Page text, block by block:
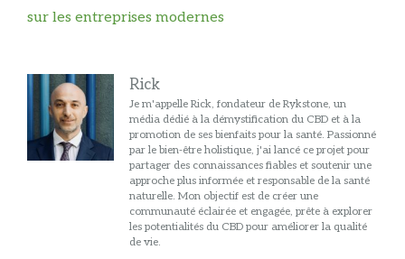
sur les entreprises modernes
Rick
Je m'appelle Rick, fondateur de Rykstone, un
média dédié à la démystification du CBD et à la
promotion de ses bienfaits pour la santé. Passionné
par le bien-être holistique, j'ai lancé ce projet pour
partager des connaissances fiables et soutenir une
approche plus informée et responsable de la santé
naturelle. Mon objectif est de créer une
communauté éclairée et engagée, prête à explorer
les potentialités du CBD pour améliorer la qualité
de vie.